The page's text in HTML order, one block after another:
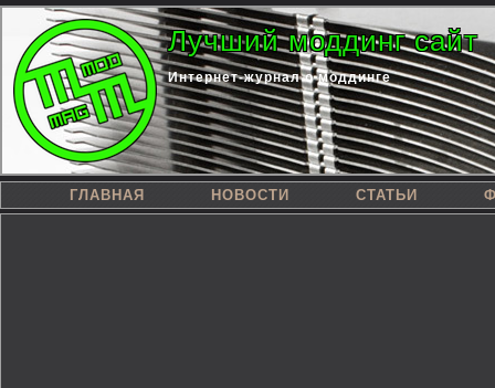
Лучший моддинг сайт
Интернет-журнал о моддинге
ГЛАВНАЯ НОВОСТИ СТАТЬИ